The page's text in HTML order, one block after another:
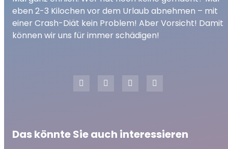
00:00 03:53
eben 2-3 Kilochen vor dem Urlaub abnehmen – mit
einer Crash-Diät kein Problem! Aber Vorsicht! Damit
können wir uns für immer schädigen!
Das könnte Sie auch interessieren